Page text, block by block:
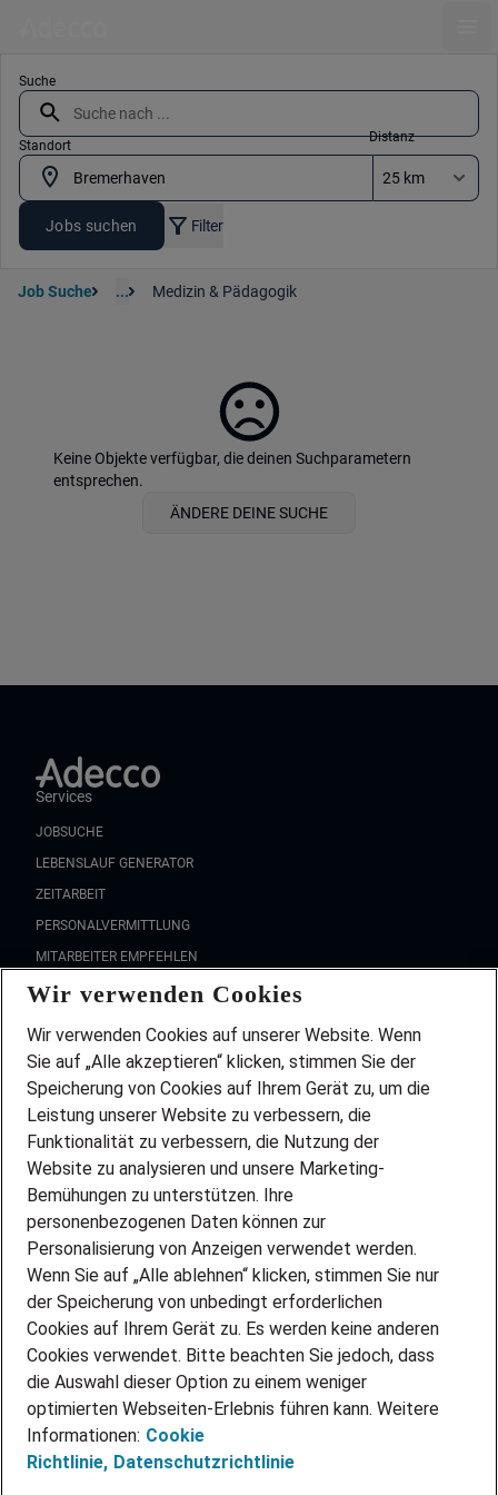
Suche
Standort
Distanz
Jobs suchen Filter
Job Suche ... Medizin & Pädagogik
Keine Objekte verfügbar, die deinen Suchparametern
entsprechen.
ÄNDERE DEINE SUCHE
Services
JOBSUCHE
LEBENSLAUF GENERATOR
ZEITARBEIT
PERSONALVERMITTLUNG
MITARBEITER EMPFEHLEN
FAQ
Wir stellen ein!
DEINE BERUFSGRUPPE
DEINE LEBENSSITUATION
PARTNERSHIP WITH AIRBUS
INITIATIV BEWERBEN
ÜBER UNS
STANDORTE
BLOG
PRESSE
KONTAKT
@Adecco 2026
IMPRESSUM
DATENSCHUTZ
Wir verwenden Cookies
Wir verwenden Cookies auf unserer Website. Wenn
Sie auf „Alle akzeptieren“ klicken, stimmen Sie der
Speicherung von Cookies auf Ihrem Gerät zu, um die
Leistung unserer Website zu verbessern, die
Funktionalität zu verbessern, die Nutzung der
Website zu analysieren und unsere Marketing-
Bemühungen zu unterstützen. Ihre
personenbezogenen Daten können zur
Personalisierung von Anzeigen verwendet werden.
Wenn Sie auf „Alle ablehnen“ klicken, stimmen Sie nur
der Speicherung von unbedingt erforderlichen
Cookies auf Ihrem Gerät zu. Es werden keine anderen
Cookies verwendet. Bitte beachten Sie jedoch, dass
die Auswahl dieser Option zu einem weniger
optimierten Webseiten-Erlebnis führen kann. Weitere
Informationen: Cookie
Richtlinie, Datenschutzrichtlinie